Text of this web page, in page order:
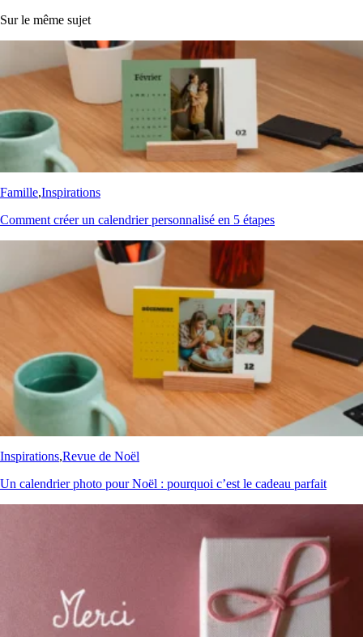
Sur le même sujet
Famille,Inspirations
Comment créer un calendrier personnalisé en 5 étapes
Inspirations,Revue de Noël
Un calendrier photo pour Noël : pourquoi c’est le cadeau parfait